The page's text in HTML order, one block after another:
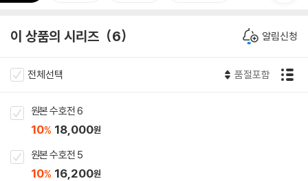
이 상품의 시리즈 6 알림신청
전체선택 품절포함
원본 수호전 6
10% 18,000원
원본 수호전 5
10% 16,200원